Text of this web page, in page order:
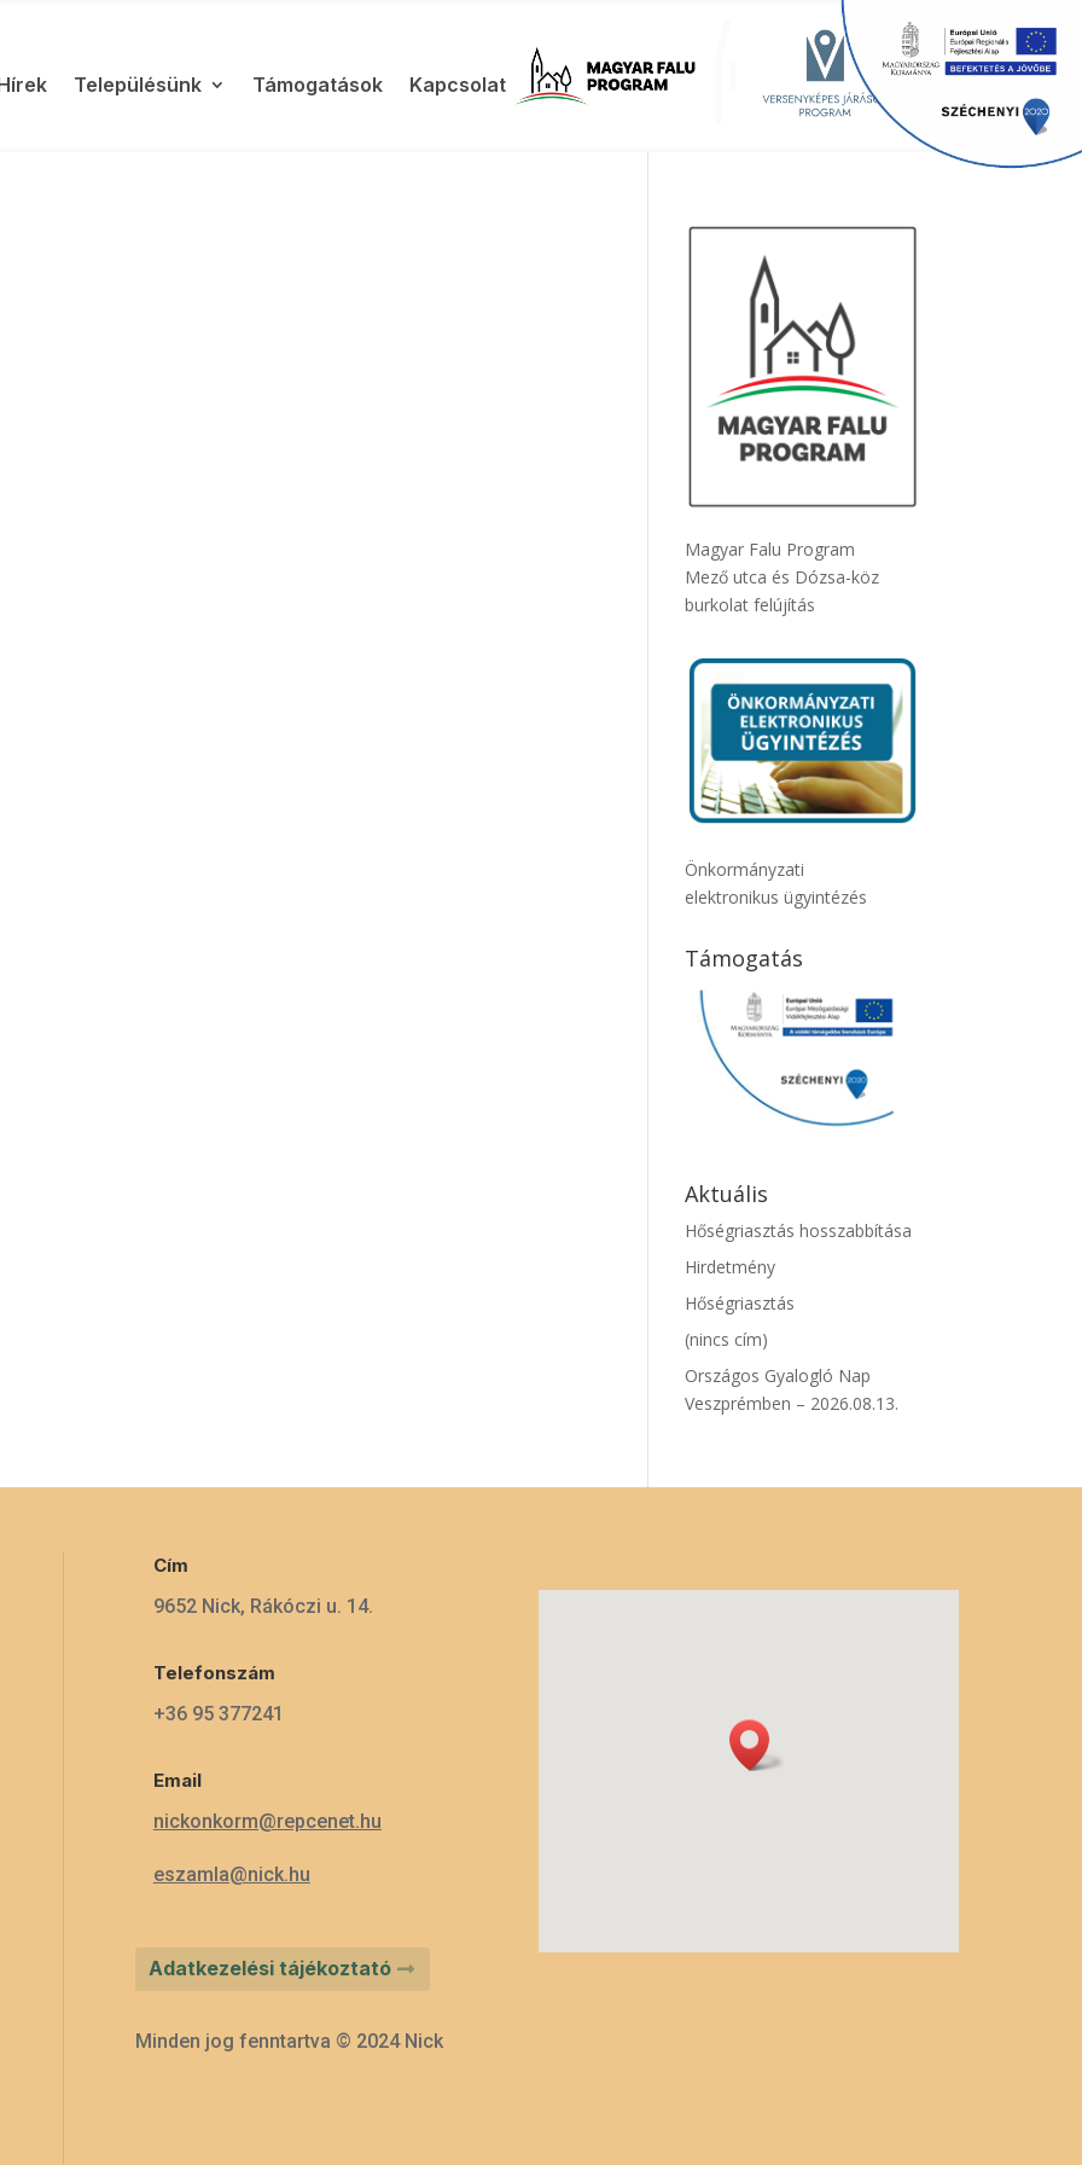
Településünk Támogatások Kapcsolat
Magyar Falu Program
Mező utca és Dózsa-köz
burkolat felújítás
Önkormányzati
elektronikus ügyintézés
Támogatás
Aktuális
Hőségriasztás hosszabbítása
Hirdetmény
Hőségriasztás
(nincs cím)
Országos Gyalogló Nap
Veszprémben – 2026.08.13.
Cím
9652 Nick, Rákóczi u. 14.
Telefonszám
+36 95 377241
Email
nickonkorm@repcenet.hu
eszamla@nick.hu
Adatkezelési tájékoztató
Minden jog fenntartva © 2024 Nick